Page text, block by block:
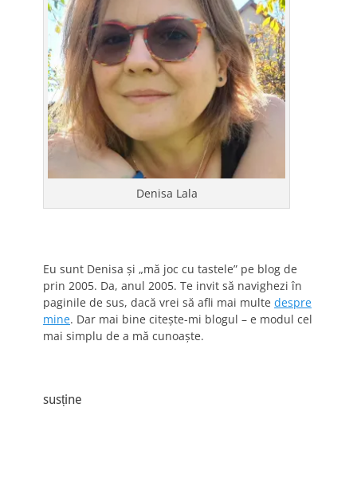
Denisa Lala
Eu sunt Denisa și „mă joc cu tastele” pe blog de
prin 2005. Da, anul 2005. Te invit să navighezi în
paginile de sus, dacă vrei să afli mai multe despre
mine. Dar mai bine citește-mi blogul – e modul cel
mai simplu de a mă cunoaște.
susține